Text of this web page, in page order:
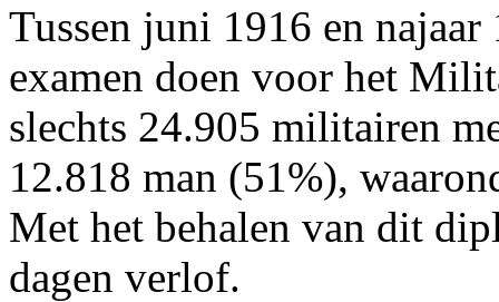
Tussen juni 1916 en
examen doen voor het
slechts 24.905 militairen
12.818 man (51%),
Met het behalen van dit
dagen verlof.